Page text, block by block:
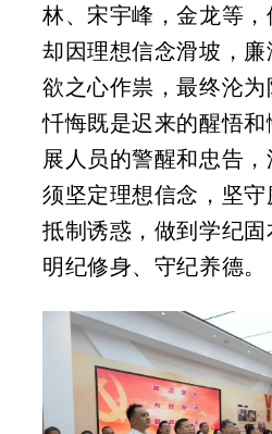
林、宋宇峰，金龙等，
却因理想信念滑坡，
欲之心作祟，最终沦
忏悔既是迟来的醒悟
展人员的警醒和忠告
须坚定理想信念，坚
抵制诱惑，做到学纪固
明纪修身、守纪养德。